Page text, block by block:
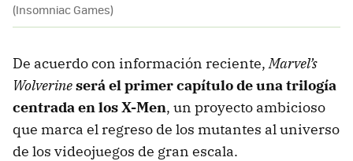
(Insomniac Games)
De acuerdo con información reciente,Marvel’s
Wolverineserá el primer capítulo de una trilogía
centrada en los X-Men, un proyecto ambicioso
que marca el regreso de los mutantes al universo
de los videojuegos de gran escala.